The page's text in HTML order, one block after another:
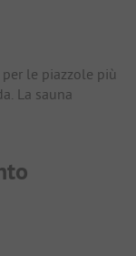
le piazzole più
La sauna